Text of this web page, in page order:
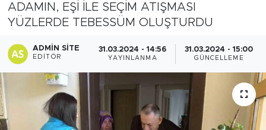
ADAMIN, EŞİ İLE SEÇİM ATIŞMASI
YÜZLERDE TEBESSÜM OLUŞTURDU
ADMIN SITE
EDITÖR
31.03.2024 - 14:56
YAYINLANMA
31.03.2024 - 15:00
GÜNCELLEME
Yayladere-Yedisu
MD Prestij Dergisi
Siyaset
Spor
Son Dakika Haberleri
Haber Arşivi